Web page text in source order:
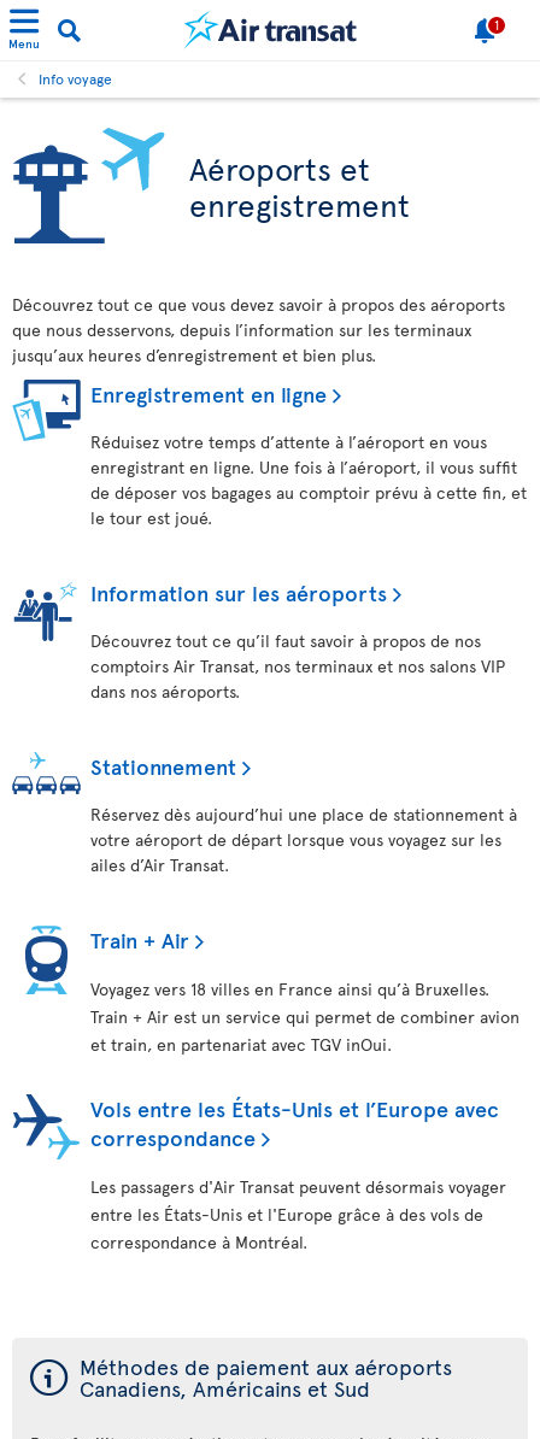
Menu
1
Info voyage
Aéroports et
enregistrement
Découvrez tout ce que vous devez savoir à propos des aéroports
que nous desservons, depuis l’information sur les terminaux
jusqu’aux heures d’enregistrement et bien plus.
Enregistrement en ligne
Réduisez votre temps d’attente à l’aéroport en vous
enregistrant en ligne. Une fois à l’aéroport, il vous suffit
de déposer vos bagages au comptoir prévu à cette fin, et
le tour est joué.
Information sur les aéroports
Découvrez tout ce qu’il faut savoir à propos de nos
comptoirs Air Transat, nos terminaux et nos salons VIP
dans nos aéroports.
Stationnement
Réservez dès aujourd’hui une place de stationnement à
votre aéroport de départ lorsque vous voyagez sur les
ailes d’Air Transat.
Train + Air
Voyagez vers 18 villes en France ainsi qu’à Bruxelles.
Train + Air est un service qui permet de combiner avion
et train, en partenariat avec TGV inOui.
Vols entre les États-Unis et l’Europe avec
correspondance
Les passagers d'Air Transat peuvent désormais voyager
entre les États-Unis et l'Europe grâce à des vols de
correspondance à Montréal.
ý Méthodes de paiement aux aéroports
Canadiens, Américains et Sud